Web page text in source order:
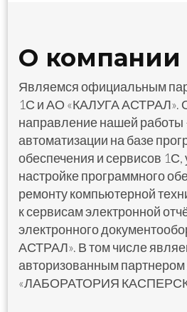
О компании
Являемся официальным
1С и АО «КАЛУГА АСТРАЛ».
направление нашей работы
автоматизации на базе
обеспечения и сервисов 1С,
настройке программного
ремонту компьютерной
к сервисам электронной
электронного
АСТРАЛ». В том числе
авторизованным
«ЛАБОРАТОРИЯ